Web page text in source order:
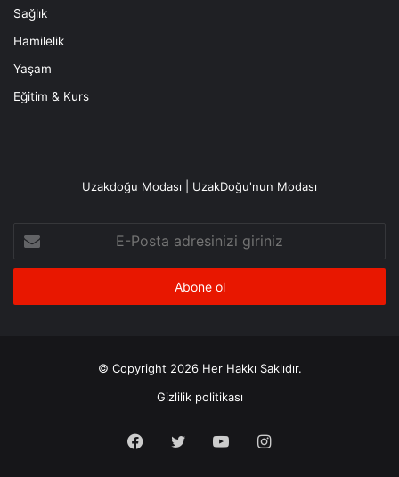
Sağlık
Hamilelik
Yaşam
Eğitim & Kurs
Uzakdoğu Modası | UzakDoğu'nun Modası
Posta
adresinizi
© Copyright 2026 Her Hakkı Saklıdır.
Gizlilik politikası
Facebook
X YouTubeInstagram